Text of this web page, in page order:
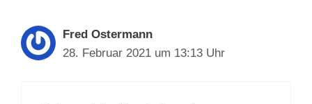
Fred Ostermann
28. Februar 2021 um 13:13 Uhr